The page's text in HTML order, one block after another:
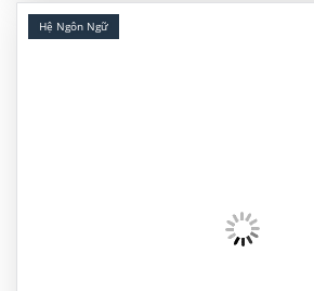
tin khóa […]
Hệ Ngôn Ngữ